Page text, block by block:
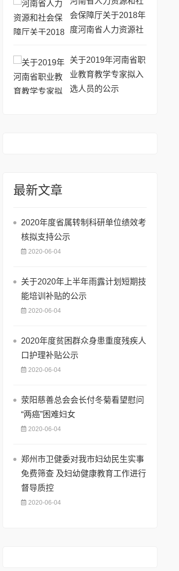
会保障厅关于2018年
度河南省人力资源社
的通报
关于2019年河南省职
业教育教学专家拟入
选人员的公示
最新文章
2020年度省属转制科研单位绩效考
核拟支持公示
2020-06-04
关于2020年上半年雨露计划短期技
能培训补贴的公示
2020-06-04
2020年度贫困群众身患重度残疾人
口护理补贴公示
2020-06-04
荥阳慈善总会会长付冬菊看望慰问
“两癌”困难妇女
2020-06-04
郑州市卫健委对我市妇幼民生实事
免费筛查 及妇幼健康教育工作进行
督导质控
2020-06-04